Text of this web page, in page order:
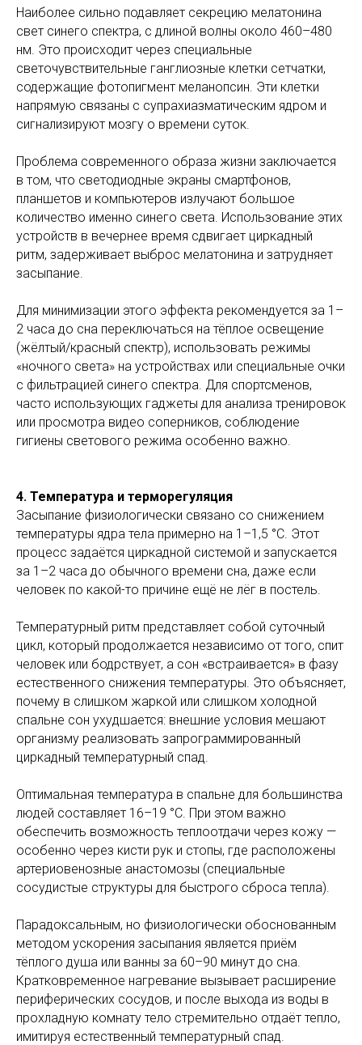
Наиболее сильно подавляет секрецию мелатонина
свет синего спектра, с длиной волны около 460–480
нм. Это происходит через специальные
светочувствительные ганглиозные клетки сетчатки,
содержащие фотопигмент меланопсин. Эти клетки
напрямую связаны с супрахиазматическим ядром и
сигнализируют мозгу о времени суток.
Проблема современного образа жизни заключается
в том, что светодиодные экраны смартфонов,
планшетов и компьютеров излучают большое
количество именно синего света. Использование этих
устройств в вечернее время сдвигает циркадный
ритм, задерживает выброс мелатонина и затрудняет
засыпание.
Для минимизации этого эффекта рекомендуется за 1–
2 часа до сна переключаться на тёплое освещение
(жёлтый/красный спектр), использовать режимы
«ночного света» на устройствах или специальные очки
с фильтрацией синего спектра. Для спортсменов,
часто использующих гаджеты для анализа тренировок
или просмотра видео соперников, соблюдение
гигиены светового режима особенно важно.
4. Температура и терморегуляция
Засыпание физиологически связано со снижением
температуры ядра тела примерно на 1–1,5 °C. Этот
процесс задаётся циркадной системой и запускается
за 1–2 часа до обычного времени сна, даже если
человек по какой-то причине ещё не лёг в постель.
Температурный ритм представляет собой суточный
цикл, который продолжается независимо от того, спит
человек или бодрствует, а сон «встраивается» в фазу
естественного снижения температуры. Это объясняет,
почему в слишком жаркой или слишком холодной
спальне сон ухудшается: внешние условия мешают
организму реализовать запрограммированный
циркадный температурный спад.
Оптимальная температура в спальне для большинства
людей составляет 16–19 °C. При этом важно
обеспечить возможность теплоотдачи через кожу —
особенно через кисти рук и стопы, где расположены
артериовенозные анастомозы (специальные
сосудистые структуры для быстрого сброса тепла).
Парадоксальным, но физиологически обоснованным
методом ускорения засыпания является приём
тёплого душа или ванны за 60–90 минут до сна.
Кратковременное нагревание вызывает расширение
периферических сосудов, и после выхода из воды в
прохладную комнату тело стремительно отдаёт тепло,
имитируя естественный температурный спад.